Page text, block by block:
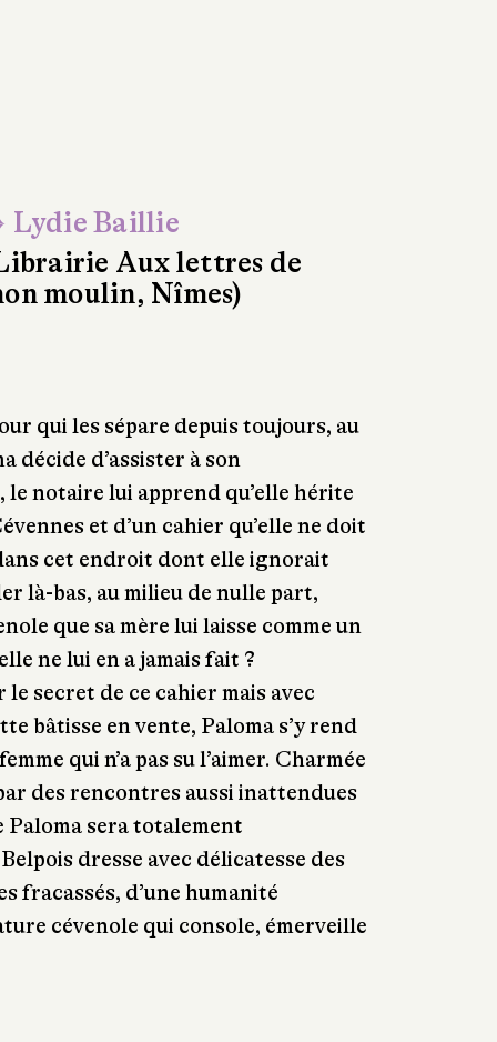
Lydie Baillie
Aux lettres de
moulin, Nîmes)
qui les sépare depuis toujours, au
décide d’assister à son
le notaire lui apprend qu’elle hérite
et d’un cahier qu’elle ne doit
cet endroit dont elle ignorait
là-bas, au milieu de nulle part,
que sa mère lui laisse comme un
ne lui en a jamais fait ?
secret de ce cahier mais avec
bâtisse en vente, Paloma s’y rend
qui n’a pas su l’aimer. Charmée
des rencontres aussi inattendues
Paloma sera totalement
dresse avec délicatesse des
fracassés, d’une humanité
cévenole qui console, émerveille